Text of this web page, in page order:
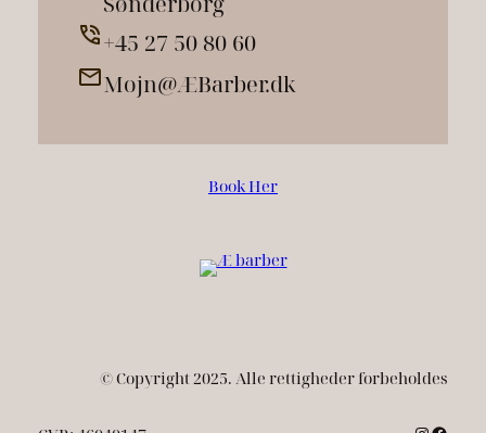
+45 27 50 80 60
Mojn@ÆBarber.dk
Book Her
© Copyright 2025. Alle rettigheder forbeholdes